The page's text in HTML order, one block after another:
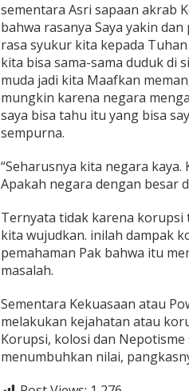
sementara Asri sapaan akrab
bahwa rasanya Saya yakin
rasa syukur kita kepada
kita bisa sama-sama duduk di
muda jadi kita Maafkan
mungkin karena negara
saya bisa tahu itu yang bisa
sempurna.
“Seharusnya kita negara
Apakah negara dengan besar
Ternyata tidak karena
kita wujudkan. inilah dampak
pemahaman Pak bahwa itu
masalah.
Sementara Kekuasaan atau
melakukan kejahatan atau
Korupsi, kolosi dan
menumbuhkan nilai,